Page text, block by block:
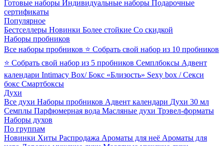
Готовые наборы Индивидуальные наборы Подарочные
сертификаты
Популярное
Бестселлеры Новинки Более стойкие Со скидкой
Наборы пробников
Все наборы пробников ⭐ Собрать свой набор из 10 пробников
⭐ Собрать свой набор из 5 пробников Семплбоксы Адвент
календари Intimacy Box/ Бокс «Близость» Sexy box / Секси
бокс Смартбоксы
Духи
Все духи Наборы пробников Адвент календари Духи 30 мл
Семплы Парфюмерная вода Масляные духи Трэвел-форматы
Наборы духов
По группам
Новинки Хиты Распродажа Ароматы для неё Ароматы для